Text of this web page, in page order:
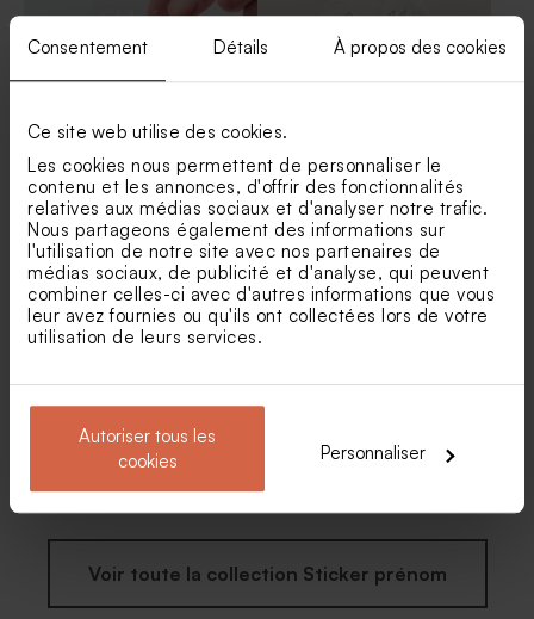
Consentement Détails À propos des cookies
Ce site web utilise des cookies.
Les cookies nous permettent de personnaliser le
contenu et les annonces, d'offrir des fonctionnalités
relatives aux médias sociaux et d'analyser notre trafic.
Nous partageons également des informations sur
l'utilisation de notre site avec nos partenaires de
médias sociaux, de publicité et d'analyse, qui peuvent
combiner celles-ci avec d'autres informations que vous
leur avez fournies ou qu'ils ont collectées lors de votre
utilisation de leurs services.
Autoriser tous les
cookies
Personnaliser
Vaporisateur parfum en
verre vide mariage
Contenant à dragées
transparent rond mariage
Sticker mariage fond
transparent
Sticker mariage doux et
élégant avec dessin de coeur
Stickers mariage coeur
Sticker autocollant tube à
Voir toute la collection Sticker prénom